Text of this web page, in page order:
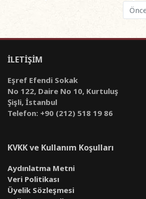
İLETİŞİM
Eşref Efendi Sokak
No 122, Daire No 10, Kurtuluş
Şişli, İstanbul
Telefon: +90 (212) 518 19 86
KVKK ve Kullanım Koşulları
Aydınlatma Metni
Veri Politikası
Üyelik Sözleşmesi